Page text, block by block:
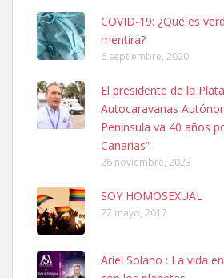
SHIBA PERDIDO AVDA JOSE MESA Y
PERRO MACHO RAZA SHIBA CON
06/07/2025 ZONA MESA Y LOPEZ. ES MUY
Leales.org » Gran Canaria
6.7.2025
Ninfa perdida
COVID-19: ¿Qué es
mentira?
6 septiembre, 2020
El presidente de la
Autocaravanas
Península va 40 años
Canarias”
26 noviembre, 2023
SOY HOMOSEXUAL
27 mayo, 2017
Ariel Solano : La vida